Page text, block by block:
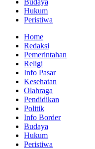
Budaya
Hukum
Peristiwa
Home
Redaksi
Pemerintahan
Religi
Info Pasar
Kesehatan
Olahraga
Pendidikan
Politik
Info Border
Budaya
Hukum
Peristiwa